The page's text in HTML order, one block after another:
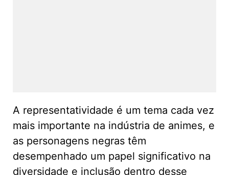
A representatividade é um tema cada vez
mais importante na indústria de animes, e
as personagens negras têm
desempenhado um papel significativo na
diversidade e inclusão dentro desse